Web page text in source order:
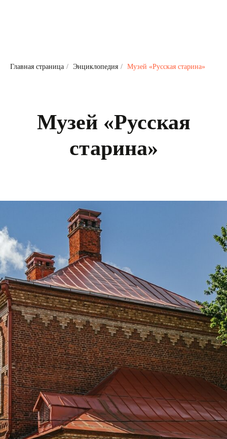
Главная страница / Энциклопедия / Музей «Русская старина»
Музей «Русская
старина»